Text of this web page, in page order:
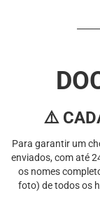
⚠️
Para garantir um
enviados, com até
os nomes
foto) de todos os